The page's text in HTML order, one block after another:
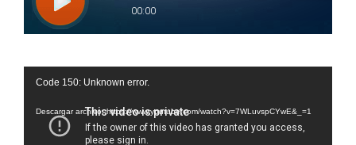
Reproductor
vídeo
Code 150: Unknown error.
Descargar archivo: https://www.youtube.com/watch?v=7WLuvspCYwE&_=1